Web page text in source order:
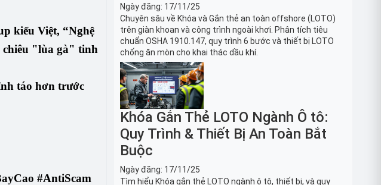
kiểu Việt, “Nghệ
chiêu "lùa gà" tinh
táo hơn trước
#AntiScam
Ngày đăng: 17/11/25
Chuyên sâu về Khóa và Gắn thẻ an toàn offshore (LOTO)
trên giàn khoan và công trình ngoài khơi. Phân tích tiêu
chuẩn OSHA 1910.147, quy trình 6 bước và thiết bị LOTO
chống ăn mòn cho khai thác dầu khí.
Khóa Gắn Thẻ LOTO Ngành Ô tô:
Quy Trình & Thiết Bị An Toàn Bắt
Buộc
Ngày đăng: 17/11/25
Tìm hiểu Khóa gắn thẻ LOTO ngành ô tô, thiết bị, và quy